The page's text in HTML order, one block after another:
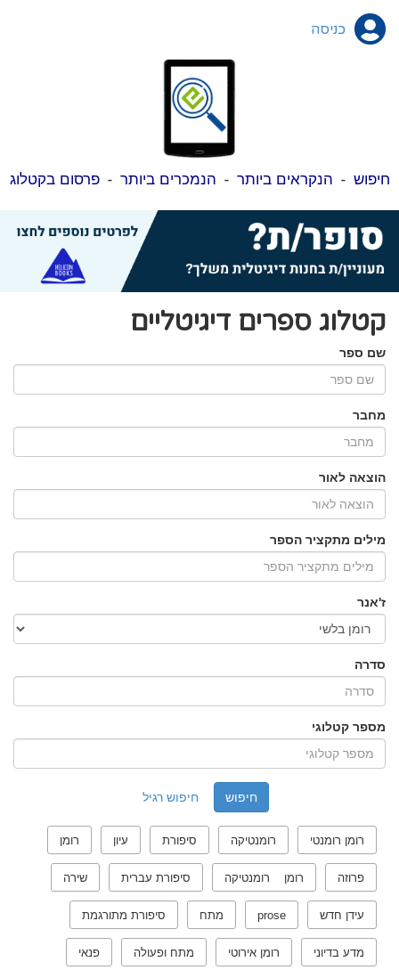
כניסה
חיפוש - הנקראים ביותר - הנמכרים ביותר -פרסום בקטלוג
קטלוג ספרים דיגיטליים
שם ספר
מחבר
הוצאה לאור
מילים מתקציר הספר
ז'אנר
סדרה
מספר קטלוגי
חיפוש רגיל
רומן רומנטי רומנטיקה סיפורת עיון רומן
פרוזה רומן רומנטיקה סיפורת עברית שירה
עידן חדש prose מתח סיפורת מתורגמת
מדע בדיוני רומן אירוטי מתח ופעולה פנאי